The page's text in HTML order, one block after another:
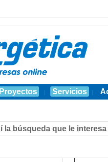
Proyectos | Servicios |